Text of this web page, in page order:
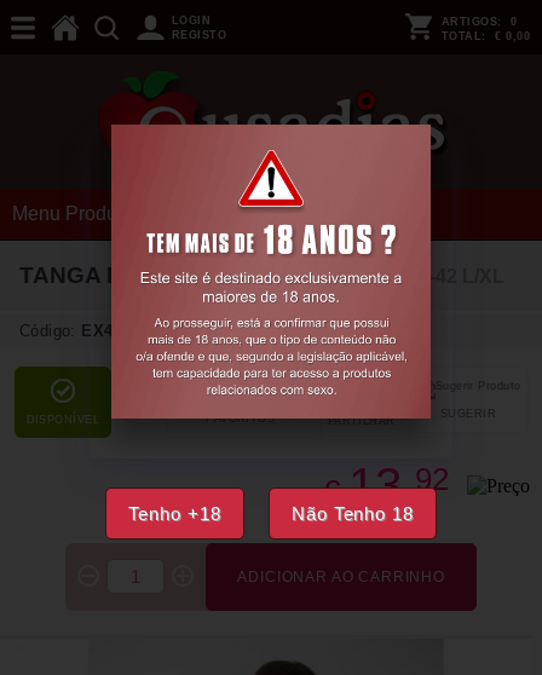
Tenho +18 Não Tenho 18
LOGIN
REGISTO
ARTIGOS: 0
TOTAL: € 0,00
Menu Produtos
TANGA LINETTE PRETO PASSION
Código: EX49338
DISPONÍVEL SUGERIR
PARTILHAR
FAVORITOS
€13,92
ADICIONAR AO CARRINHO